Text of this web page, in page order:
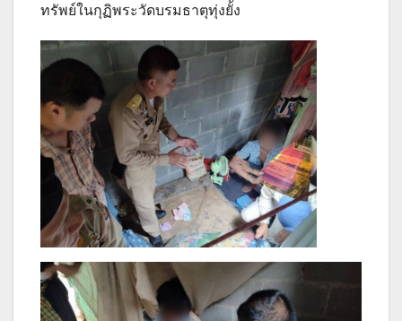
ทรัพย์ในกุฏิพระวัดบรมธาตุทุ่งยั้ง